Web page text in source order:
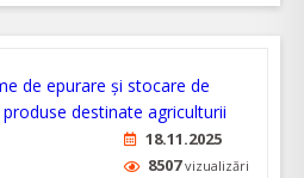
18.11.2025
8507vizualizări